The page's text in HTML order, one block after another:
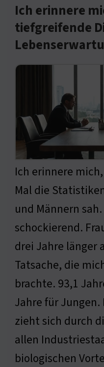
Ich erinnere
tiefgreifende
Ich erinnere
Mal die
und Männern
schockierend.
drei Jahre länger
Tatsache, die
brachte. 93,1
Jahre für Jungen.
zieht sich durch
allen
biologischen